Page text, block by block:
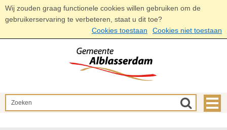
Wij zouden graag functionele cookies willen gebruiken om de
gebruikerservaring te verbeteren, staat u dit toe?
Cookies toestaan
Cookies niet toestaan